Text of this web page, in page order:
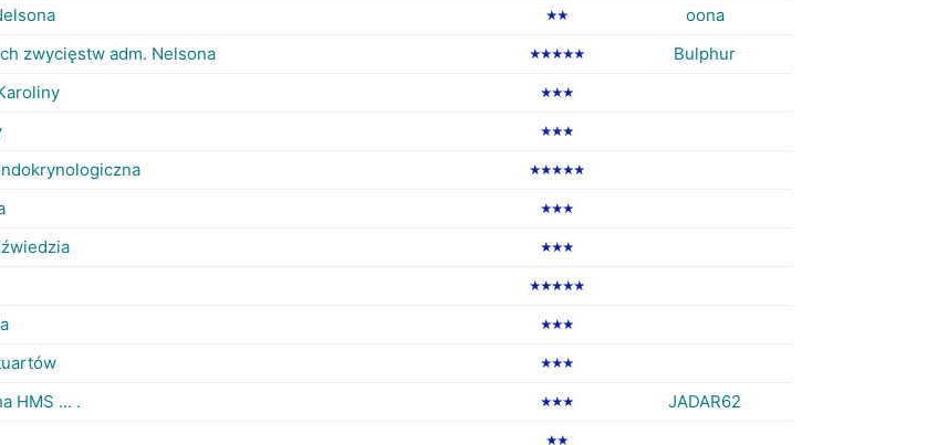
★★ oona
zwycięstw adm. Nelsona ★★★★★ Bulphur
★★★
★★★
★★★★★
★★★
★★★
★★★★★
★★★
★★★
HMS ... . ★★★ JADAR62
★★